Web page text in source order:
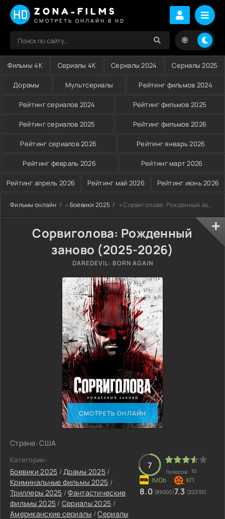
ZONA-FILMS
СМОТРЕТЬ ОНЛАЙН В HD
Фильмы 4K Сериалы 4K Сериалы 2024 Сериалы 2025
Дорамы Мультсериалы Рейтинг фильмов 2024
Рейтинг сериалов 2024 Рейтинг фильмов 2025
Рейтинг сериалов 2025 Рейтинг фильмов 2026
Рейтинг сериалов 2026 Рейтинг январь 2026
Рейтинг февраль 2026 Рейтинг март 2026
Рейтинг апрель 2026 Рейтинг май 2026 Рейтинг июнь 2026
Фильмы онлайн » Боевики 2025 » Сорвиголова: Рожденный заново (2025-2026)
Сорвиголова: Рожденный
заново (2025-2026)
DAREDEVIL: BORN AGAIN
СМОТРЕТЬ ОНЛАЙН
Страна: США
Категории:
Боевики 2025 /Драмы 2025 /
Криминальные фильмы 2025 /
Триллеры 2025 /Фантастические
фильмы 2025 / Сериалы 2025 /
Американские сериалы /Сериалы
7
Голосов: 10
8.0 (89000)7.3 (22335)